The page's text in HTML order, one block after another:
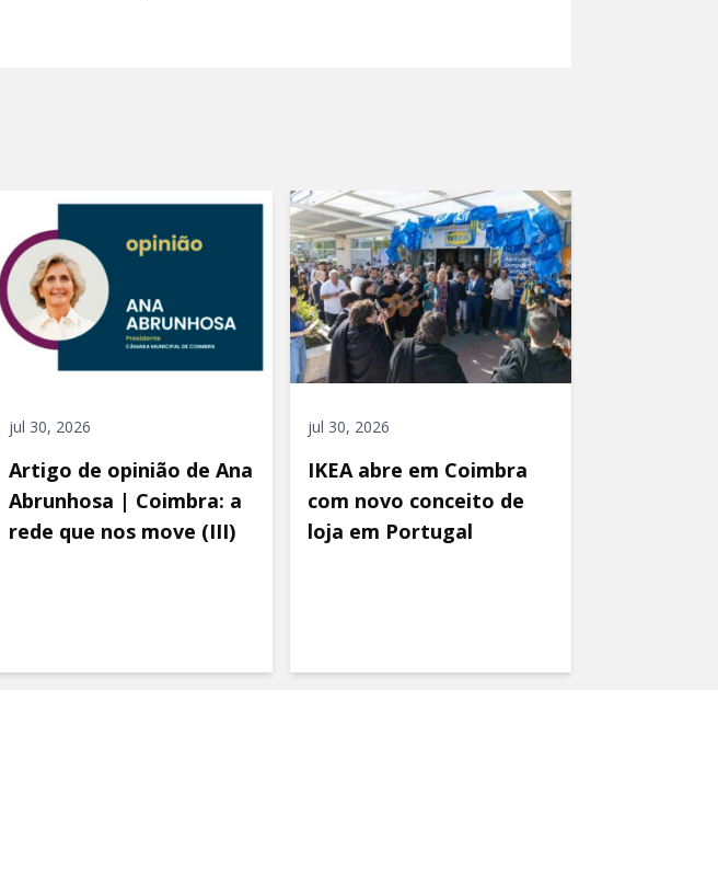
jul 30, 2026
Artigo de opinião de Ana
Abrunhosa | Coimbra: a
rede que nos move (III)
jul 30, 2026
IKEA abre em Coimbra
com novo conceito de
loja em Portugal